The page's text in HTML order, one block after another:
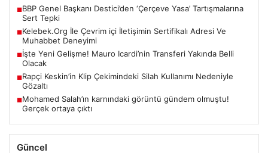
■BBP Genel Başkanı Destici’den ‘Çerçeve Yasa’ Tartışmalarına
Sert Tepki
■Kelebek.Org İle Çevrim içi İletişimin Sertifikalı Adresi Ve
Muhabbet Deneyimi
■İşte Yeni Gelişme! Mauro Icardi’nin Transferi Yakında Belli
Olacak
■Rapçi Keskin’in Klip Çekimindeki Silah Kullanımı Nedeniyle
Gözaltı
■Mohamed Salah’ın karnındaki görüntü gündem olmuştu!
Gerçek ortaya çıktı
Güncel